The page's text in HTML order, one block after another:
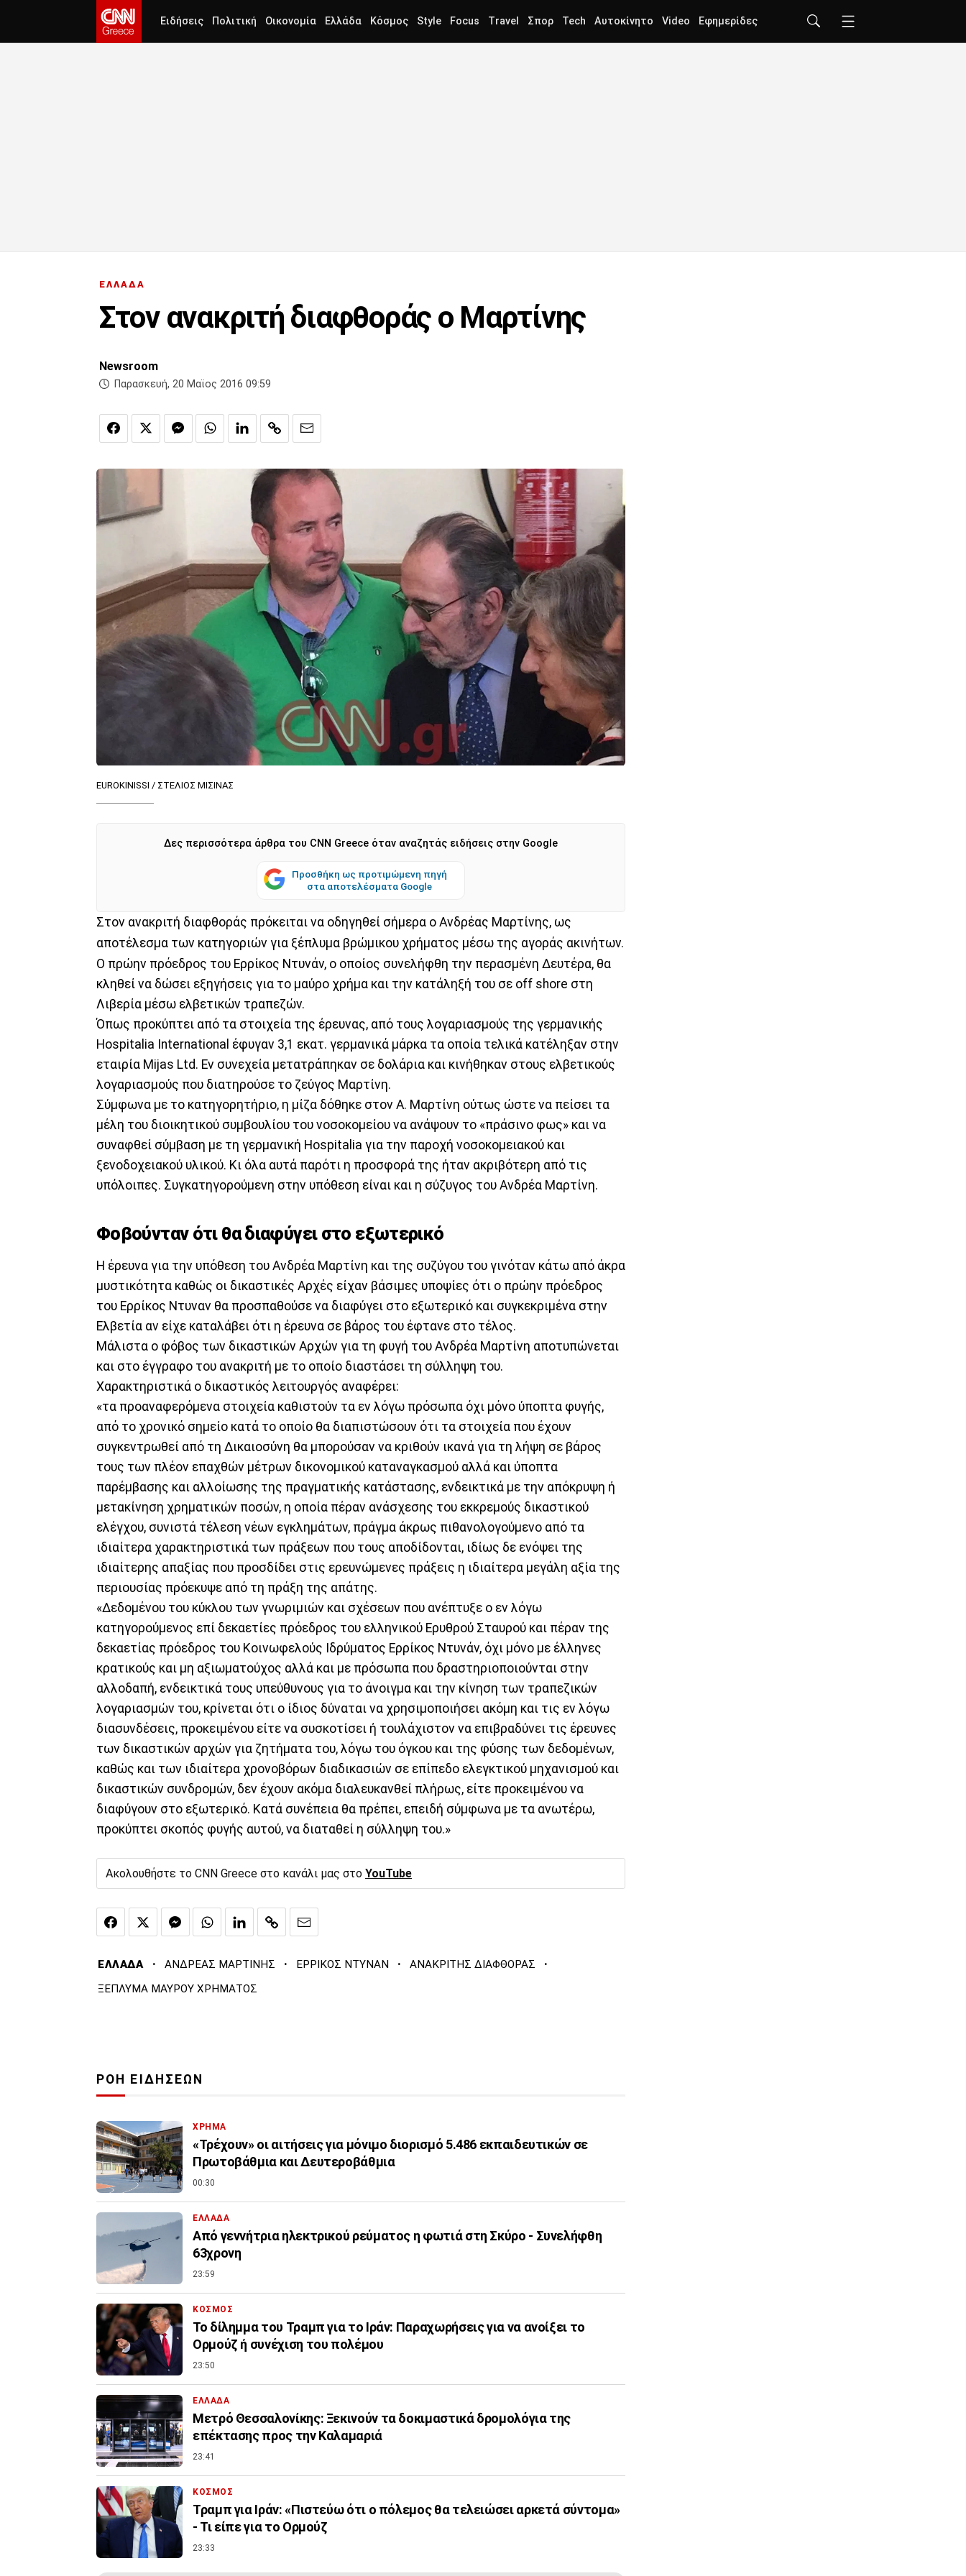
Ειδήσεις Πολιτική Οικονομία Ελλάδα Κόσμος Style Focus Travel Σπορ Tech Αυτοκίνητο Video Εφημερίδες
ΕΛΛΑΔΑ
Στον ανακριτή διαφθοράς ο Μαρτίνης
Newsroom
Παρασκευή, 20 Μαϊος 2016 09:59
EUROKINISSI / ΣΤΕΛΙΟΣ ΜΙΣΙΝΑΣ
Δες περισσότερα άρθρα του CNN Greece όταν αναζητάς ειδήσεις στην Google
Προσθήκη ως προτιμώμενη πηγή
στα αποτελέσματα Google
Στον ανακριτή διαφθοράς πρόκειται να οδηγηθεί σήμερα ο Ανδρέας Μαρτίνης, ως
αποτέλεσμα των κατηγοριών για ξέπλυμα βρώμικου χρήματος μέσω της αγοράς ακινήτων.
Ο πρώην πρόεδρος του Ερρίκος Ντυνάν, ο οποίος συνελήφθη την περασμένη Δευτέρα, θα
κληθεί να δώσει εξηγήσεις για το μαύρο χρήμα και την κατάληξή του σε off shore στη
Λιβερία μέσω ελβετικών τραπεζών.
Όπως προκύπτει από τα στοιχεία της έρευνας, από τους λογαριασμούς της γερμανικής
Hospitalia International έφυγαν 3,1 εκατ. γερμανικά μάρκα τα οποία τελικά κατέληξαν στην
εταιρία Mijas Ltd. Εν συνεχεία μετατράπηκαν σε δολάρια και κινήθηκαν στους ελβετικούς
λογαριασμούς που διατηρούσε το ζεύγος Μαρτίνη.
Σύμφωνα με το κατηγορητήριο, η μίζα δόθηκε στον Α. Μαρτίνη ούτως ώστε να πείσει τα
μέλη του διοικητικού συμβουλίου του νοσοκομείου να ανάψουν το «πράσινο φως» και να
συναφθεί σύμβαση με τη γερμανική Hospitalia για την παροχή νοσοκομειακού και
ξενοδοχειακού υλικού. Κι όλα αυτά παρότι η προσφορά της ήταν ακριβότερη από τις
υπόλοιπες. Συγκατηγορούμενη στην υπόθεση είναι και η σύζυγος του Ανδρέα Μαρτίνη.
Φοβούνταν ότι θα διαφύγει στο εξωτερικό
Η έρευνα για την υπόθεση του Ανδρέα Μαρτίνη και της συζύγου του γινόταν κάτω από άκρα
μυστικότητα καθώς οι δικαστικές Αρχές είχαν βάσιμες υποψίες ότι ο πρώην πρόεδρος
του Ερρίκος Ντυναν θα προσπαθούσε να διαφύγει στο εξωτερικό και συγκεκριμένα στην
Ελβετία αν είχε καταλάβει ότι η έρευνα σε βάρος του έφτανε στο τέλος.
Μάλιστα ο φόβος των δικαστικών Αρχών για τη φυγή του Ανδρέα Μαρτίνη αποτυπώνεται
και στο έγγραφο του ανακριτή με το οποίο διαστάσει τη σύλληψη του.
Χαρακτηριστικά ο δικαστικός λειτουργός αναφέρει:
«τα προαναφερόμενα στοιχεία καθιστούν τα εν λόγω πρόσωπα όχι μόνο ύποπτα φυγής,
από το χρονικό σημείο κατά το οποίο θα διαπιστώσουν ότι τα στοιχεία που έχουν
συγκεντρωθεί από τη Δικαιοσύνη θα μπορούσαν να κριθούν ικανά για τη λήψη σε βάρος
τους των πλέον επαχθών μέτρων δικονομικού καταναγκασμού αλλά και ύποπτα
παρέμβασης και αλλοίωσης της πραγματικής κατάστασης, ενδεικτικά με την απόκρυψη ή
μετακίνηση χρηματικών ποσών, η οποία πέραν ανάσχεσης του εκκρεμούς δικαστικού
ελέγχου, συνιστά τέλεση νέων εγκλημάτων, πράγμα άκρως πιθανολογούμενο από τα
ιδιαίτερα χαρακτηριστικά των πράξεων που τους αποδίδονται, ιδίως δε ενόψει της
ιδιαίτερης απαξίας που προσδίδει στις ερευνώμενες πράξεις η ιδιαίτερα μεγάλη αξία της
περιουσίας πρόεκυψε από τη πράξη της απάτης.
«Δεδομένου του κύκλου των γνωριμιών και σχέσεων που ανέπτυξε ο εν λόγω
κατηγορούμενος επί δεκαετίες πρόεδρος του ελληνικού Ερυθρού Σταυρού και πέραν της
δεκαετίας πρόεδρος του Κοινωφελούς Ιδρύματος Ερρίκος Ντυνάν, όχι μόνο με έλληνες
κρατικούς και μη αξιωματούχος αλλά και με πρόσωπα που δραστηριοποιούνται στην
αλλοδαπή, ενδεικτικά τους υπεύθυνους για το άνοιγμα και την κίνηση των τραπεζικών
λογαριασμών του, κρίνεται ότι ο ίδιος δύναται να χρησιμοποιήσει ακόμη και τις εν λόγω
διασυνδέσεις, προκειμένου είτε να συσκοτίσει ή τουλάχιστον να επιβραδύνει τις έρευνες
των δικαστικών αρχών για ζητήματα του, λόγω του όγκου και της φύσης των δεδομένων,
καθώς και των ιδιαίτερα χρονοβόρων διαδικασιών σε επίπεδο ελεγκτικού μηχανισμού και
δικαστικών συνδρομών, δεν έχουν ακόμα διαλευκανθεί πλήρως, είτε προκειμένου να
διαφύγουν στο εξωτερικό. Κατά συνέπεια θα πρέπει, επειδή σύμφωνα με τα ανωτέρω,
προκύπτει σκοπός φυγής αυτού, να διαταθεί η σύλληψη του.»
Ακολουθήστε το CNN Greece στο κανάλι μας στο YouTube
ΕΛΛΑΔΑ · ΑΝΔΡΕΑΣ ΜΑΡΤΙΝΗΣ · ΕΡΡΙΚΟΣ ΝΤΥΝΑΝ · ΑΝΑΚΡΙΤΗΣ ΔΙΑΦΘΟΡΑΣ ·
ΞΕΠΛΥΜΑ ΜΑΥΡΟΥ ΧΡΗΜΑΤΟΣ
ΡΟΗ ΕΙΔΗΣΕΩΝ
ΧΡΗΜΑ
«Τρέχουν» οι αιτήσεις για μόνιμο διορισμό 5.486 εκπαιδευτικών σε
Πρωτοβάθμια και Δευτεροβάθμια
00:30
ΕΛΛΑΔΑ
Από γεννήτρια ηλεκτρικού ρεύματος η φωτιά στη Σκύρο - Συνελήφθη
63χρονη
23:59
ΚΟΣΜΟΣ
Το δίλημμα του Τραμπ για το Ιράν: Παραχωρήσεις για να ανοίξει το
Ορμούζ ή συνέχιση του πολέμου
23:50
ΕΛΛΑΔΑ
Μετρό Θεσσαλονίκης: Ξεκινούν τα δοκιμαστικά δρομολόγια της
επέκτασης προς την Καλαμαριά
23:41
ΚΟΣΜΟΣ
Τραμπ για Ιράν: «Πιστεύω ότι ο πόλεμος θα τελειώσει αρκετά σύντομα»
- Τι είπε για το Ορμούζ
23:33